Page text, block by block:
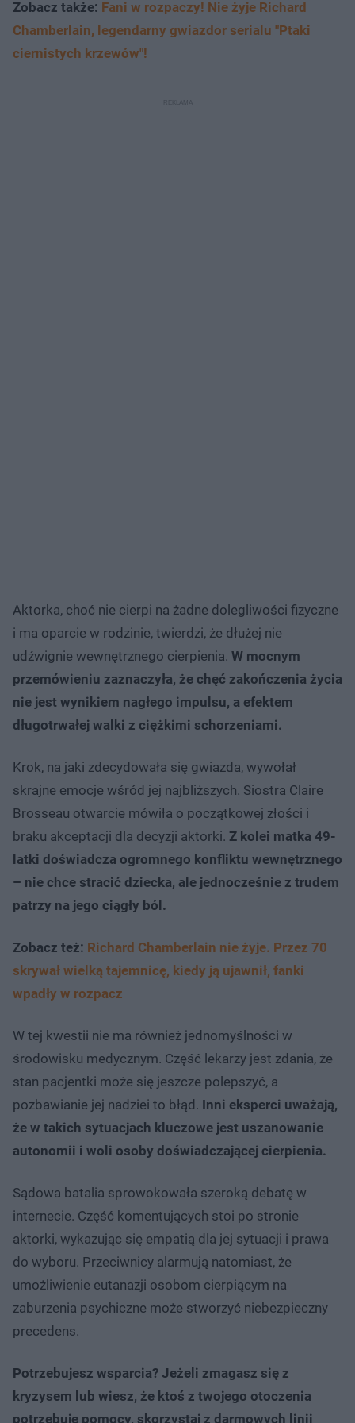
Zobacz także: Fani w rozpaczy! Nie żyje Richard
Chamberlain, legendarny gwiazdor serialu "Ptaki
ciernistych krzewów"!
Aktorka, choć nie cierpi na żadne dolegliwości fizyczne
i ma oparcie w rodzinie, twierdzi, że dłużej nie
udźwignie wewnętrznego cierpienia. W mocnym
przemówieniu zaznaczyła, że chęć zakończenia życia
nie jest wynikiem nagłego impulsu, a efektem
długotrwałej walki z ciężkimi schorzeniami.
Krok, na jaki zdecydowała się gwiazda, wywołał
skrajne emocje wśród jej najbliższych. Siostra Claire
Brosseau otwarcie mówiła o początkowej złości i
braku akceptacji dla decyzji aktorki. Z kolei matka 49-
latki doświadcza ogromnego konfliktu wewnętrznego
– nie chce stracić dziecka, ale jednocześnie z trudem
patrzy na jego ciągły ból.
Zobacz też: Richard Chamberlain nie żyje. Przez 70
skrywał wielką tajemnicę, kiedy ją ujawnił, fanki
wpadły w rozpacz
W tej kwestii nie ma również jednomyślności w
środowisku medycznym. Część lekarzy jest zdania, że
stan pacjentki może się jeszcze polepszyć, a
pozbawianie jej nadziei to błąd. Inni eksperci uważają,
że w takich sytuacjach kluczowe jest uszanowanie
autonomii i woli osoby doświadczającej cierpienia.
Sądowa batalia sprowokowała szeroką debatę w
internecie. Część komentujących stoi po stronie
aktorki, wykazując się empatią dla jej sytuacji i prawa
do wyboru. Przeciwnicy alarmują natomiast, że
umożliwienie eutanazji osobom cierpiącym na
zaburzenia psychiczne może stworzyć niebezpieczny
precedens.
Potrzebujesz wsparcia? Jeżeli zmagasz się z
kryzysem lub wiesz, że ktoś z twojego otoczenia
potrzebuje pomocy, skorzystaj z darmowych linii